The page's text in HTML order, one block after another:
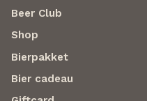
Beer Club
Shop
Bierpakket
Bier cadeau